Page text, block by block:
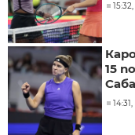
15